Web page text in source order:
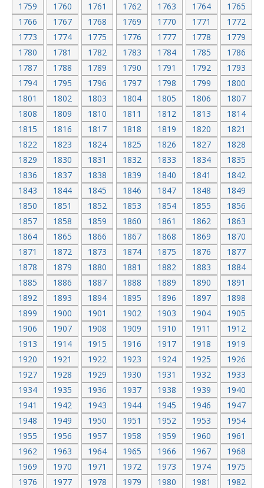
1759
1760 1761 1762 1763 1764
1765
1766
1767 1768 1769 1770 1771
1772
1773
1774 1775 1776 1777 1778
1779
1780
1781 1782 1783 1784 1785
1786
1787
1788 1789 1790 1791 1792
1793
1794
1795 1796 1797 1798 1799
1800
1801
1802 1803 1804 1805 1806
1807
1808
1809 1810 1811 1812 1813
1814
1815
1816 1817 1818 1819 1820
1821
1822
1823 1824 1825 1826 1827
1828
1829
1830 1831 1832 1833 1834
1835
1836
1837 1838 1839 1840 1841
1842
1843
1844 1845 1846 1847 1848
1849
1850
1851 1852 1853 1854 1855
1856
1857
1858 1859 1860 1861 1862
1863
1864
1865 1866 1867 1868 1869
1870
1871
1872 1873 1874 1875 1876
1877
1878
1879 1880 1881 1882 1883
1884
1885
1886 1887 1888 1889 1890
1891
1892
1893 1894 1895 1896 1897
1898
1899
1900 1901 1902 1903 1904
1905
1906
1907 1908 1909 1910 1911
1912
1913
1914 1915 1916 1917 1918
1919
1920
1921 1922 1923 1924 1925
1926
1927
1928 1929 1930 1931 1932
1933
1934
1935 1936 1937 1938 1939
1940
1941
1942 1943 1944 1945 1946
1947
1948
1949 1950 1951 1952 1953
1954
1955
1956 1957 1958 1959 1960
1961
1962
1963 1964 1965 1966 1967
1968
1969
1970 1971 1972 1973 1974
1975
1976
1977 1978 1979 1980 1981
1982